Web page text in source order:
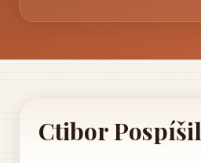
Ctibor Pospíšil